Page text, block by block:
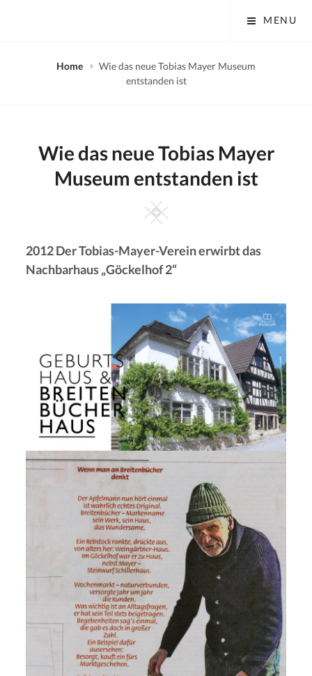
MENU
Home
Wie das neue Tobias Mayer Museum
entstanden ist
Wie das neue Tobias Mayer
Museum entstanden ist
Square
2012 Der Tobias-Mayer-Verein erwirbt das
Nachbarhaus „Göckelhof 2“